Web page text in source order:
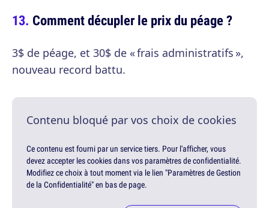
Comment décupler le prix du péage ?
3$ de péage, et 30$ de « frais administratifs »,
nouveau record battu.
Contenu bloqué par vos choix de cookies
Ce contenu est fourni par un service tiers. Pour l'afficher, vous
devez accepter les cookies dans vos paramètres de confidentialité.
Modifiez ce choix à tout moment via le lien "Paramètres de Gestion
de la Confidentialité" en bas de page.